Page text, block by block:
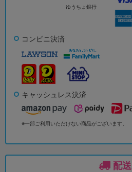
ゆうちょ銀行
コンビニ決済
キャッシュレス決済
※一部ご利用いただけない商品がございます。
配送